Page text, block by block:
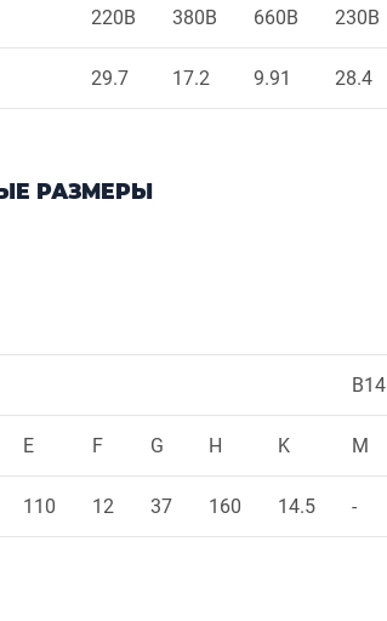
220В 380В 660В 230В
29.7 17.2 9.91 28.4
РАЗМЕРЫ
B14
E F G H K M
110 12 37 160 14.5 -